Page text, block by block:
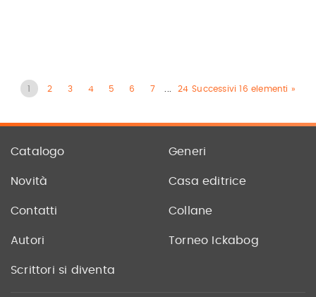
Successivi 16 elementi »
1 2 3 4 5 6 7 24
Catalogo Generi
Novità Casa editrice
Contatti Collane
Autori Torneo Ickabog
Scrittori si diventa